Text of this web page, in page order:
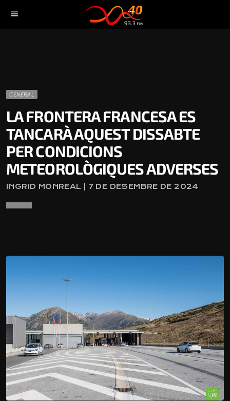
menu
GENERAL
LA FRONTERA FRANCESA ES
TANCARÀ AQUEST DISSABTE
PER CONDICIONS
METEOROLÒGIQUES ADVERSES
INGRID MONREAL | 7 DE DESEMBRE DE 2024